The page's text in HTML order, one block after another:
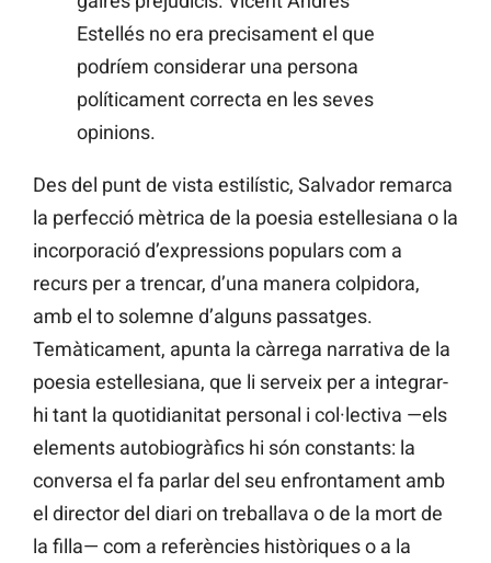
Estellés no era precisament el que
podríem considerar una persona
políticament correcta en les seves
opinions.
Des del punt de vista estilístic, Salvador remarca
la perfecció mètrica de la poesia estellesiana o la
incorporació d’expressions populars com a
recurs per a trencar, d’una manera colpidora,
amb el to solemne d’alguns passatges.
Temàticament, apunta la càrrega narrativa de la
poesia estellesiana, que li serveix per a integrar-
hi tant la quotidianitat personal i col·lectiva —els
elements autobiogràfics hi són constants: la
conversa el fa parlar del seu enfrontament amb
el director del diari on treballava o de la mort de
la filla— com a referències històriques o a la